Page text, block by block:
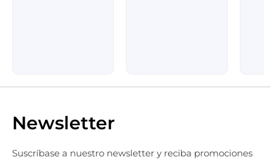
Newsletter
Suscríbase a nuestro newsletter y reciba promociones